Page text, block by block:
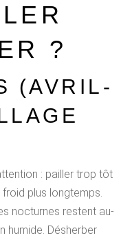
?
(AVRIL-
: pailler trop tôt
plus longtemps.
nocturnes restent au-
humide. Désherber